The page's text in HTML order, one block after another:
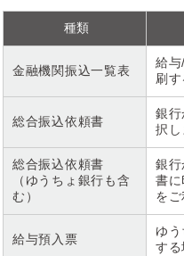
種類
金融機関振込一覧表
給
刷す
総合振込依頼書
銀
択し
総合振込依頼書
（ゆうちょ銀行も含
む）
銀
書
を
給与預入票
ゆ
する